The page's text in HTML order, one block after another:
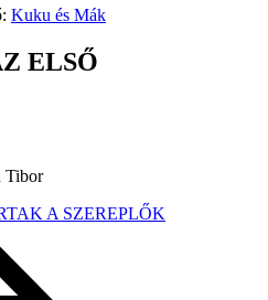
Kuku és Mák
ELSŐ
Tibor
A SZEREPLŐK